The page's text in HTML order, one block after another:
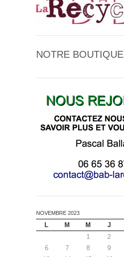
NOTRE BOUTIQUE
NOVEMBRE 2023
L M M J
1
2
6
7 8 9